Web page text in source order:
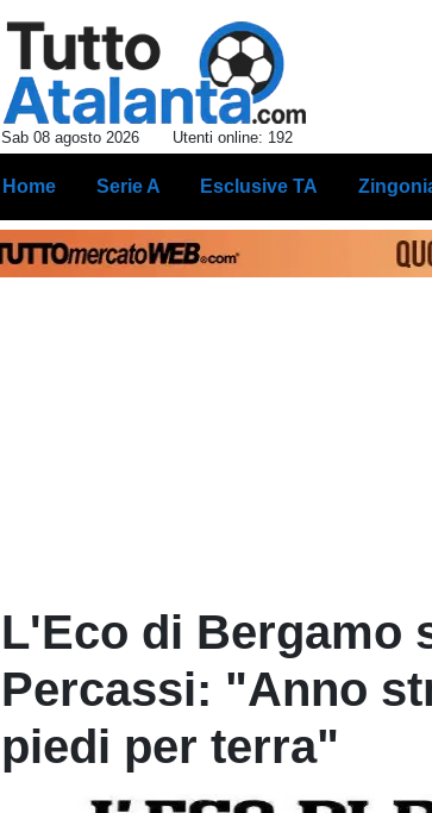
Sab 08 agosto 2026 Utenti online: 192
Home Serie A Esclusive TA
L'Eco di Bergamo
Percassi: "Anno
piedi per terra"